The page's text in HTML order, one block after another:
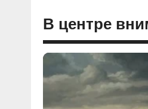
В центре